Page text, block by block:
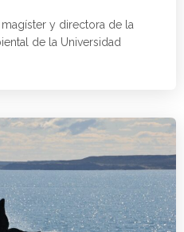
magíster y directora de la
de la Universidad